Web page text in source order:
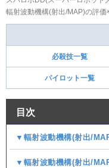
輻射波動機構(射出/MAP)の評価
必殺技一覧
パイロット一覧
目次
▼輻射波動機構(射出/
▼輻射波動機構(射出/